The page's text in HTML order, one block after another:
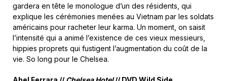
gardera en tête le monologue d’un des résidents, qui
explique les cérémonies menées au Vietnam par les soldats
américains pour racheter leur karma. Un moment, on saisit
l’intensité qui a animé l’existence de ces vieux messieurs,
hippies proprets qui fustigent l’augmentation du coût de la
vie. So long pour le Chelsea.